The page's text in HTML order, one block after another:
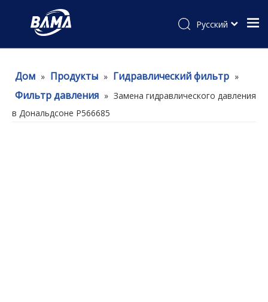
Pусский
Дом » Продукты » Гидравлический фильтр »
Фильтр давления » Замена гидравлического давления
в Дональдсоне P566685